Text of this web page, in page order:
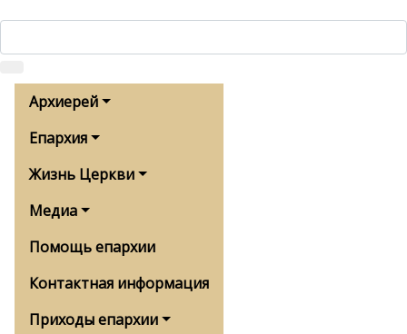
Архиерей
Епархия
Жизнь Церкви
Медиа
Помощь епархии
Контактная информация
Приходы епархии